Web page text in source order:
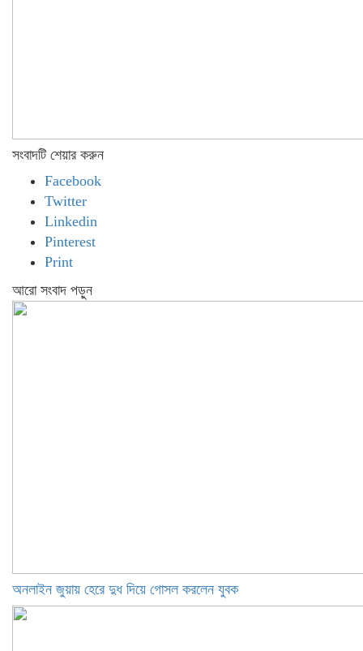
সংবাদটি শেয়ার করুন
Facebook
Twitter
Linkedin
Pinterest
Print
আরো সংবাদ পড়ুন
অনলাইন জুয়ায় হেরে দুধ দিয়ে গোসল করলেন যুবক